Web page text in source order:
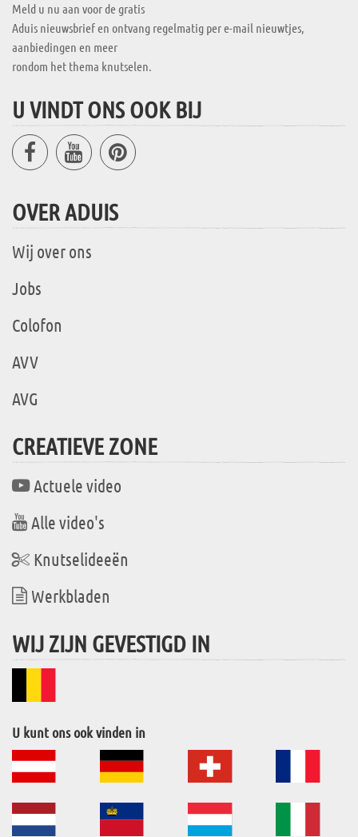
Meld u nu aan voor de gratis
Aduis nieuwsbrief en ontvang regelmatig per e-mail nieuwtjes,
aanbiedingen en meer
rondom het thema knutselen.
U VINDT ONS OOK BIJ
OVER ADUIS
Wij over ons
Jobs
Colofon
AVV
AVG
CREATIEVE ZONE
Actuele video
Alle video's
Knutselideeën
Werkbladen
WIJ ZIJN GEVESTIGD IN
U kunt ons ook vinden in